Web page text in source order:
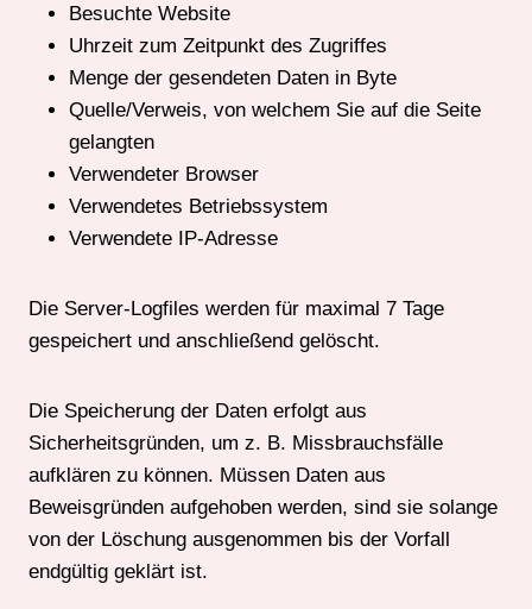
Besuchte Website
Uhrzeit zum Zeitpunkt des Zugriffes
Menge der gesendeten Daten in Byte
Quelle/Verweis, von welchem Sie auf die Seite
gelangten
Verwendeter Browser
Verwendetes Betriebssystem
Verwendete IP-Adresse
Die Server-Logfiles werden für maximal 7 Tage
gespeichert und anschließend gelöscht.
Die Speicherung der Daten erfolgt aus
Sicherheitsgründen, um z. B. Missbrauchsfälle
aufklären zu können. Müssen Daten aus
Beweisgründen aufgehoben werden, sind sie solange
von der Löschung ausgenommen bis der Vorfall
endgültig geklärt ist.